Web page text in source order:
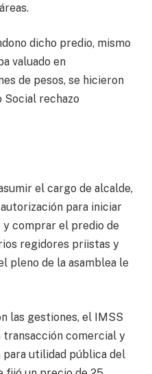
dicho predio, mismo
valuado en
de pesos, se hicieron
rechazo
el cargo de alcalde,
para iniciar
comprar el predio de
regidores priistas y
pleno de la asamblea le
las gestiones, el IMSS
transacción comercial y
utilidad pública del